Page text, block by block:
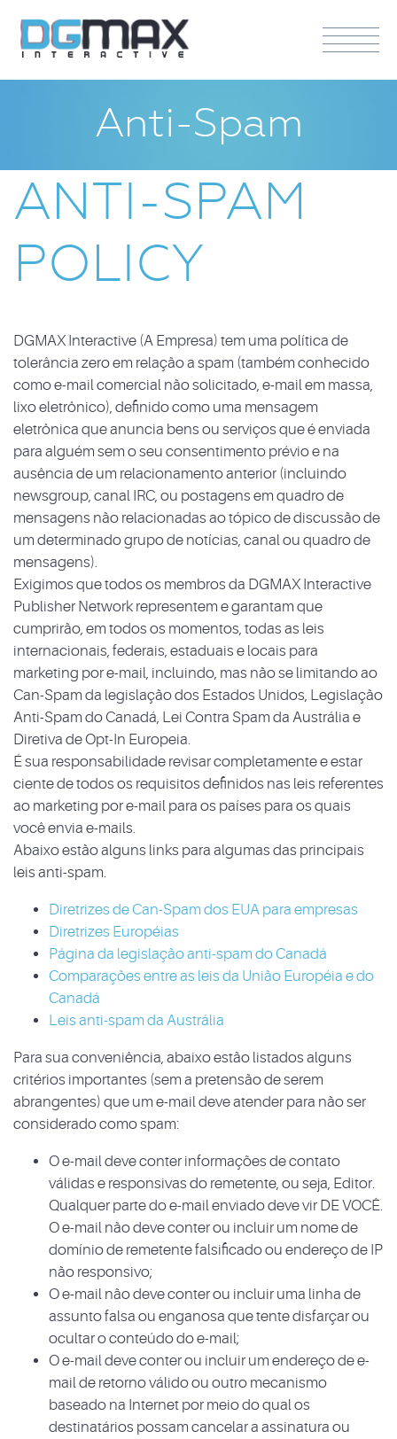
Anti-Spam
ANTI-SPAM
POLICY
DGMAX Interactive (A Empresa) tem uma política de
tolerância zero em relação a spam (também conhecido
como e-mail comercial não solicitado, e-mail em massa,
lixo eletrônico), definido como uma mensagem
eletrônica que anuncia bens ou serviços que é enviada
para alguém sem o seu consentimento prévio e na
ausência de um relacionamento anterior (incluindo
newsgroup, canal IRC, ou postagens em quadro de
mensagens não relacionadas ao tópico de discussão de
um determinado grupo de notícias, canal ou quadro de
mensagens).
Exigimos que todos os membros da DGMAX Interactive
Publisher Network representem e garantam que
cumprirão, em todos os momentos, todas as leis
internacionais, federais, estaduais e locais para
marketing por e-mail, incluindo, mas não se limitando ao
Can-Spam da legislação dos Estados Unidos, Legislação
Anti-Spam do Canadá, Lei Contra Spam da Austrália e
Diretiva de Opt-In Europeia.
É sua responsabilidade revisar completamente e estar
ciente de todos os requisitos definidos nas leis referentes
ao marketing por e-mail para os países para os quais
você envia e-mails.
Abaixo estão alguns links para algumas das principais
leis anti-spam.
Diretrizes de Can-Spam dos EUA para empresas
Diretrizes Européias
Página da legislação anti-spam do Canadá
Comparações entre as leis da União Européia e do
Canadá
Leis anti-spam da Austrália
Para sua conveniência, abaixo estão listados alguns
critérios importantes (sem a pretensão de serem
abrangentes) que um e-mail deve atender para não ser
considerado como spam:
O e-mail deve conter informações de contato
válidas e responsivas do remetente, ou seja, Editor.
Qualquer parte do e-mail enviado deve vir DE VOCÊ.
O e-mail não deve conter ou incluir um nome de
domínio de remetente falsificado ou endereço de IP
não responsivo;
O e-mail não deve conter ou incluir uma linha de
assunto falsa ou enganosa que tente disfarçar ou
ocultar o conteúdo do e-mail;
O e-mail deve conter ou incluir um endereço de e-
mail de retorno válido ou outro mecanismo
baseado na Internet por meio do qual os
destinatários possam cancelar a assinatura ou